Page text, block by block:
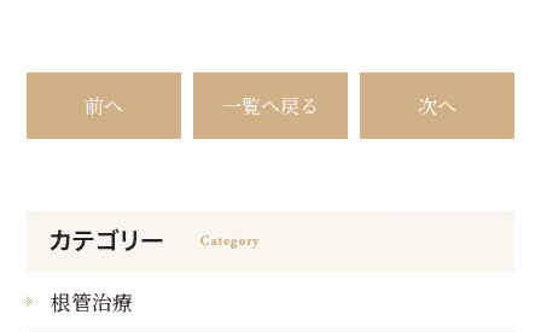
前へ 一覧へ戻る 次へ
根管治療